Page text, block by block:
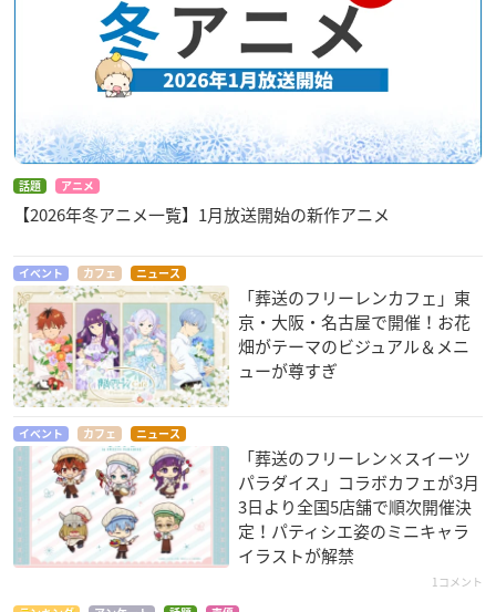
話題 アニメ
【2026年冬アニメ一覧】1月放送開始の新作アニメ
イベント カフェ ニュース
「葬送のフリーレンカフェ」東
京・大阪・名古屋で開催！お花
畑がテーマのビジュアル＆メニ
ューが尊すぎ
イベント カフェ ニュース
「葬送のフリーレン×スイーツ
パラダイス」コラボカフェが3月
3日より全国5店舗で順次開催決
定！パティシエ姿のミニキャラ
イラストが解禁
1コメント